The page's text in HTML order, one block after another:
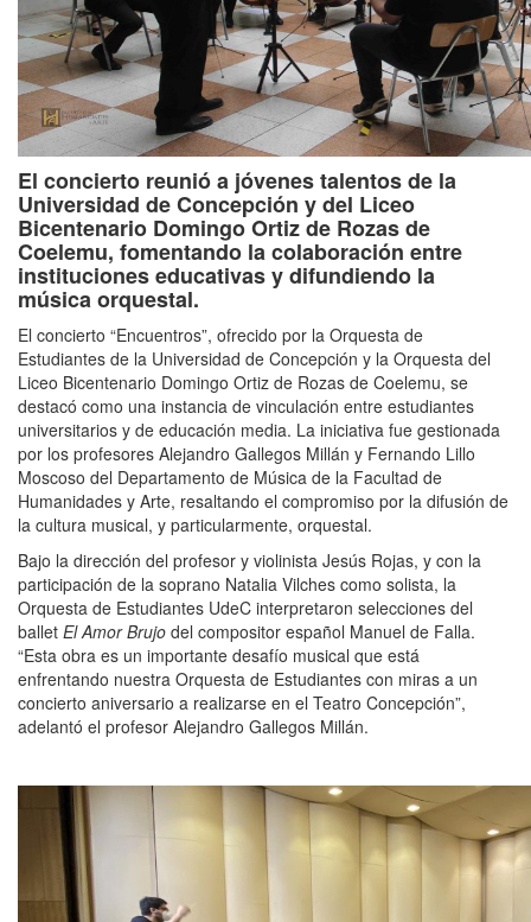
El concierto reunió a jóvenes talentos de la
Universidad de Concepción y del Liceo
Bicentenario Domingo Ortiz de Rozas de
Coelemu, fomentando la colaboración entre
instituciones educativas y difundiendo la
música orquestal.
El concierto “Encuentros”, ofrecido por la Orquesta de
Estudiantes de la Universidad de Concepción y la Orquesta del
Liceo Bicentenario Domingo Ortiz de Rozas de Coelemu, se
destacó como una instancia de vinculación entre estudiantes
universitarios y de educación media. La iniciativa fue gestionada
por los profesores Alejandro Gallegos Millán y Fernando Lillo
Moscoso del Departamento de Música de la Facultad de
Humanidades y Arte, resaltando el compromiso por la difusión de
la cultura musical, y particularmente, orquestal.
Bajo la dirección del profesor y violinista Jesús Rojas, y con la
participación de la soprano Natalia Vilches como solista, la
Orquesta de Estudiantes UdeC interpretaron selecciones del
ballet El Amor Brujo del compositor español Manuel de Falla.
“Esta obra es un importante desafío musical que está
enfrentando nuestra Orquesta de Estudiantes con miras a un
concierto aniversario a realizarse en el Teatro Concepción”,
adelantó el profesor Alejandro Gallegos Millán.